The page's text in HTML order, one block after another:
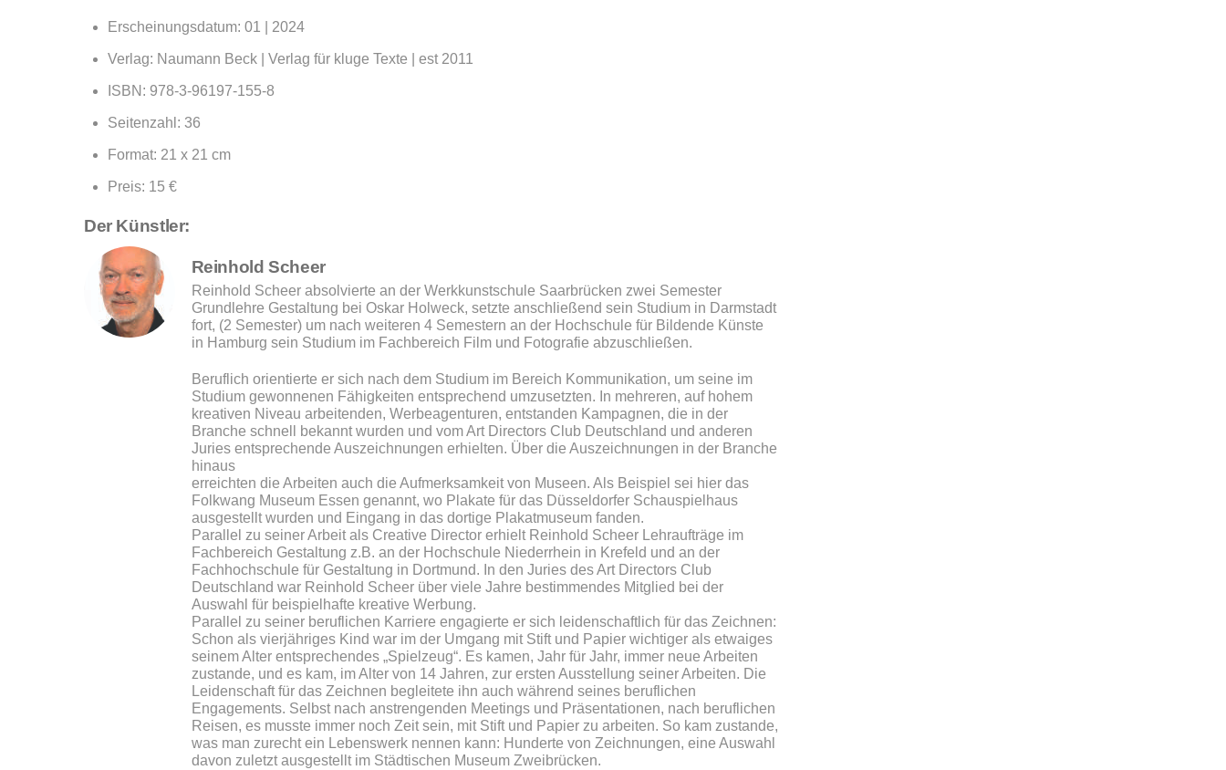
Erscheinungsdatum: 01 | 2024
Verlag: Naumann Beck | Verlag für kluge Texte | est 2011
ISBN: 978-3-96197-155-8
Seitenzahl: 36
Format: 21 x 21 cm
Preis: 15 €
Der Künstler:
Reinhold Scheer
Reinhold Scheer absolvierte an der Werkkunstschule Saarbrücken zwei Semester
Grundlehre Gestaltung bei Oskar Holweck, setzte anschließend sein Studium in Darmstadt
fort, (2 Semester) um nach weiteren 4 Semestern an der Hochschule für Bildende Künste
in Hamburg sein Studium im Fachbereich Film und Fotografie abzuschließen.
Beruflich orientierte er sich nach dem Studium im Bereich Kommunikation, um seine im
Studium gewonnenen Fähigkeiten entsprechend umzusetzten. In mehreren, auf hohem
kreativen Niveau arbeitenden, Werbeagenturen, entstanden Kampagnen, die in der
Branche schnell bekannt wurden und vom Art Directors Club Deutschland und anderen
Juries entsprechende Auszeichnungen erhielten. Über die Auszeichnungen in der Branche
hinaus
erreichten die Arbeiten auch die Aufmerksamkeit von Museen. Als Beispiel sei hier das
Folkwang Museum Essen genannt, wo Plakate für das Düsseldorfer Schauspielhaus
ausgestellt wurden und Eingang in das dortige Plakatmuseum fanden.
Parallel zu seiner Arbeit als Creative Director erhielt Reinhold Scheer Lehraufträge im
Fachbereich Gestaltung z.B. an der Hochschule Niederrhein in Krefeld und an der
Fachhochschule für Gestaltung in Dortmund. In den Juries des Art Directors Club
Deutschland war Reinhold Scheer über viele Jahre bestimmendes Mitglied bei der
Auswahl für beispielhafte kreative Werbung.
Parallel zu seiner beruflichen Karriere engagierte er sich leidenschaftlich für das Zeichnen:
Schon als vierjähriges Kind war im der Umgang mit Stift und Papier wichtiger als etwaiges
seinem Alter entsprechendes „Spielzeug“. Es kamen, Jahr für Jahr, immer neue Arbeiten
zustande, und es kam, im Alter von 14 Jahren, zur ersten Ausstellung seiner Arbeiten. Die
Leidenschaft für das Zeichnen begleitete ihn auch während seines beruflichen
Engagements. Selbst nach anstrengenden Meetings und Präsentationen, nach beruflichen
Reisen, es musste immer noch Zeit sein, mit Stift und Papier zu arbeiten. So kam zustande,
was man zurecht ein Lebenswerk nennen kann: Hunderte von Zeichnungen, eine Auswahl
davon zuletzt ausgestellt im Städtischen Museum Zweibrücken.